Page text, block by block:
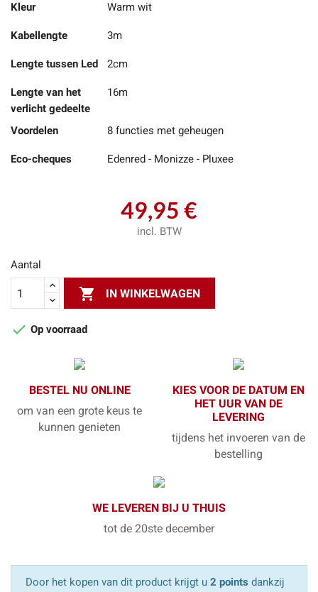
Kleur Warm wit
Kabellengte 3m
Lengte tussen Led 2cm
Lengte van het
verlicht gedeelte
16m
Voordelen 8 functies met geheugen
Eco-cheques Edenred - Monizze - Pluxee
49,95 €
incl. BTW
Aantal
 IN WINKELWAGEN
 Op voorraad
BESTEL NU ONLINE
om van een grote keus te
kunnen genieten
KIES VOOR DE DATUM EN
HET UUR VAN DE
LEVERING
tijdens het invoeren van de
bestelling
WE LEVEREN BIJ U THUIS
tot de 20ste december
Door het kopen van dit product krijgt u 2 points dankzij